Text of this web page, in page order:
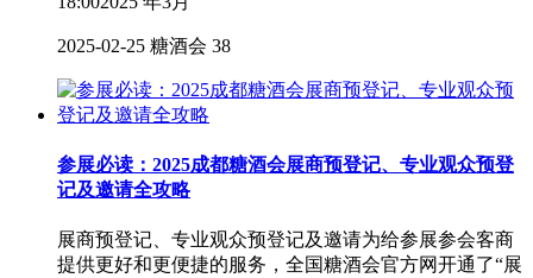
2025-02-25 糖酒会 38
参展必读：2025成都糖酒会展商预登记、专业观众预登
记及邀请全攻略
展商预登记、专业观众预登记及邀请为给参展参会客商
提供更好和更便捷的服务，全国糖酒会官方网开通了“展